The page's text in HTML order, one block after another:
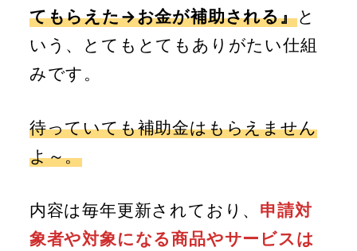
てもらえた→お金が補助される』と
いう、とてもとてもありがたい仕組
みです。
待っていても補助金はもらえません
よ～。
内容は毎年更新されており、 申請対
象者や対象になる商品やサービスは